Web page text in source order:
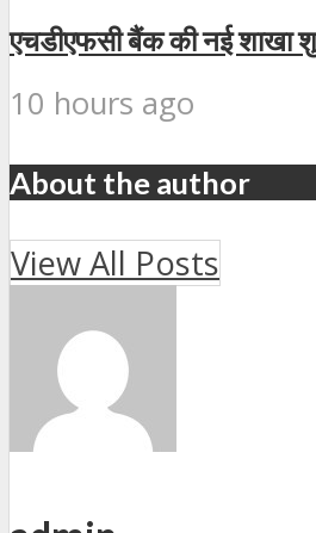
एचडीएफसी बैंक की नई शाखा
10 hours ago
About the author
View All Posts